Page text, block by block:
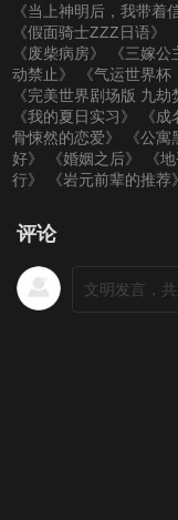
《当上神明后，我带着
《假面骑士ZZZ日语》
《废柴病房》
《三嫁公
动禁止》
《气运世界
《完美世界剧场版 九劫
《我的夏日实习》
《成
骨悚然的恋爱》
《公寓
好》
《婚姻之后》 《
行》
《岩元前辈的推荐》
评论